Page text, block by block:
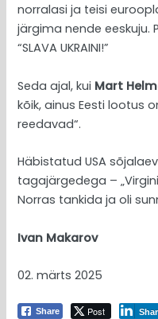
norralasi ja teisi
järgima nende
“SLAVA UKRAINI!”
Seda ajal, kui Mart
kõik, ainus Eesti lootus
reedavad“.
Häbistatud USA
tagajärgedega –
Norras tankida ja oli
Ivan Makarov
02. märts 2025
Share Post